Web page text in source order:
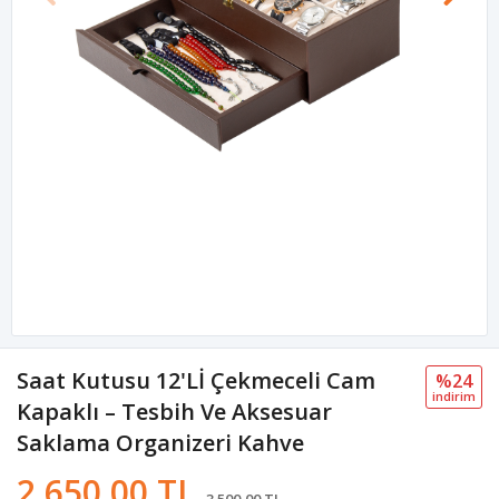
Saat Kutusu 12'Lİ Çekmeceli Cam
Kapaklı – Tesbih Ve Aksesuar
Saklama Organizeri Kahve
%24
i̇ndi̇ri̇m